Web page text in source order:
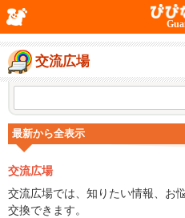
交流広場
最新から全表示
交流広場
交流広場では、知りたい情報、お
交換できます。